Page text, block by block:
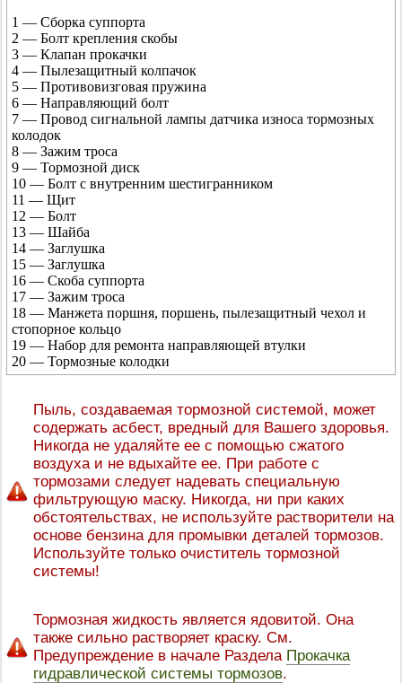
1 — Сборка суппорта
2 — Болт крепления скобы
3 — Клапан прокачки
4 — Пылезащитный колпачок
5 — Противовизговая пружина
6 — Направляющий болт
7 — Провод сигнальной лампы датчика износа тормозных
колодок
8 — Зажим троса
9 — Тормозной диск
10 — Болт с внутренним шестигранником
11 — Щит
12 — Болт
13 — Шайба
14 — Заглушка
15 — Заглушка
16 — Скоба суппорта
17 — Зажим троса
18 — Манжета поршня, поршень, пылезащитный чехол и
стопорное кольцо
19 — Набор для ремонта направляющей втулки
20 — Тормозные колодки
Пыль, создаваемая тормозной системой, может
содержать асбест, вредный для Вашего здоровья.
Никогда не удаляйте ее с помощью сжатого
воздуха и не вдыхайте ее. При работе с
тормозами следует надевать специальную
фильтрующую маску. Никогда, ни при каких
обстоятельствах, не используйте растворители на
основе бензина для промывки деталей тормозов.
Используйте только очиститель тормозной
системы!
Тормозная жидкость является ядовитой. Она
также сильно растворяет краску. См.
Предупреждение в начале Раздела Прокачка
гидравлической системы тормозов.